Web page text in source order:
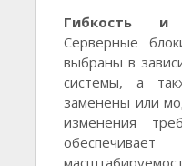
Гибкость и
Серверные
выбраны в
системы, а
заменены или
изменения